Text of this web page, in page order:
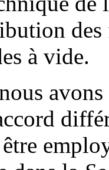
à vide.